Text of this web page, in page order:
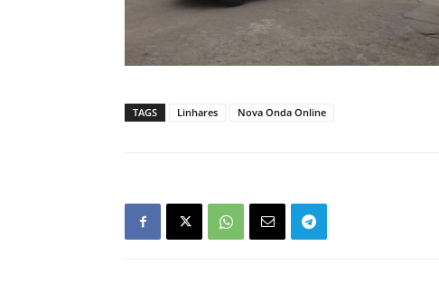
TAGS Linhares Nova Onda Online